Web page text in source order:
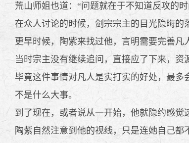
荒山师姐也道：“问题就在于不知道反攻的
在众人讨论的时候，剑宗宗主的目光隐晦的
更早时候，陶紫来找过他，言明需要完善凡
当时宗主没有继续追问，直接应了下来，资
毕竟这件事情对凡人是实打实的好处，最多
不是什么大事。
到了现在，或者说从一开始，他就隐约感觉
陶紫自然注意到他的视线，只是连她自己都